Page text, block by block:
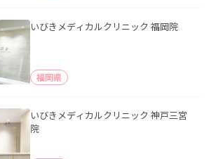
いびきメディカルクリニック 福岡院
福岡県
いびきメディカルクリニック 神戸三宮
院